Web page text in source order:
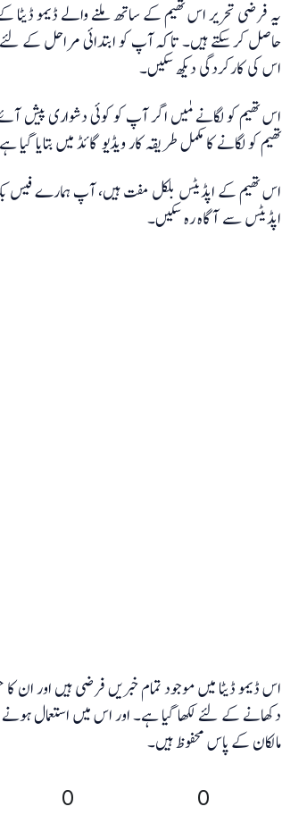
یہ فرضی تحریر اس تھیم کے ساتھ ملنے والے ڈیمو
حاصل کر سکتے ہیں۔ تاکہ آپ کو ابتدائی مراحل کے
اس کی کارکردگی دیکھ سکیں۔
اس تھیم کو لگانے مٰیں اگر آپ کو کوئی دشواری پیش
تھیم کو لگانے کا مکمل طریقہ کار ویڈیو گائڈ میں بتایا
اس تھیم کے اپڈیٹس بلکل مفت ہیں، آپ ہمارے فیس بک
اپڈیٹس سے آگاہ رہ سکیں۔
اس ڈیمو ڈیٹا میں موجود تمام خبریں فرضی ہیں اور
دکھانے کے لئے لکھا گیا ہے۔ اور اس میں استعمال
مالکان کے پاس محفوظ ہیں۔
0 0